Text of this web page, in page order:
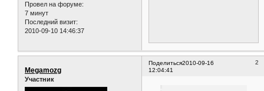
Провел на форуме:
7 минут
Последний визит:
2010-09-10 14:46:37
Поделиться 2
2010-09-16
12:04:41
Megamozg
Участник